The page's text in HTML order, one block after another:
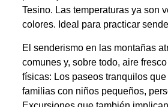
Tesino. Las temperaturas ya son
colores. Ideal para practicar
El senderismo en las montañas
comunes y, sobre todo, aire
físicas: Los paseos tranquilos
familias con niños pequeños,